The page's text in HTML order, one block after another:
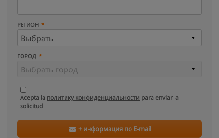
РЕГИОН
ГОРОД
Acepta la политику конфиденциальности para enviar la
solicitud
+ информация по E-mail